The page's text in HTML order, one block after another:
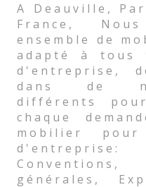
A Deauville,
France,
ensemble de
adapté à tous
d'entreprise,
dans de
différents
chaque
mobilier pour
générales,